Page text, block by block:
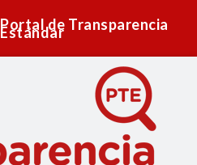
Portal de Transparencia
Estándar